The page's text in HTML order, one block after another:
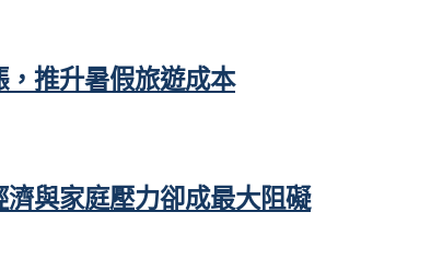
，推升暑假旅遊成本
濟與家庭壓力卻成最大阻礙